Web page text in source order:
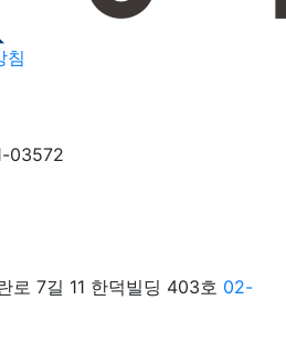
침
03572
로 7길 11 한덕빌딩 403호 02-